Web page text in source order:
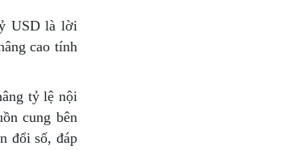
USD là lời
cao tính
tỷ lệ nội
cung bên
đổi số, đáp